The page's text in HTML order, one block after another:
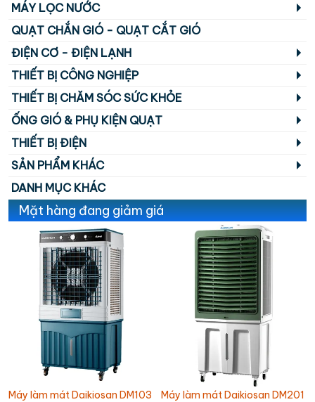
MÁY LỌC NƯỚC
QUẠT CHẮN GIÓ - QUẠT CẮT GIÓ
ĐIỆN CƠ - ĐIỆN LẠNH
THIẾT BỊ CÔNG NGHIỆP
THIẾT BỊ CHĂM SÓC SỨC KHỎE
ỐNG GIÓ & PHỤ KIỆN QUẠT
THIẾT BỊ ĐIỆN
SẢN PHẨM KHÁC
DANH MỤC KHÁC
Mặt hàng đang giảm giá
Máy làm mát Daikiosan DM103 Máy làm mát Daikiosan DM201